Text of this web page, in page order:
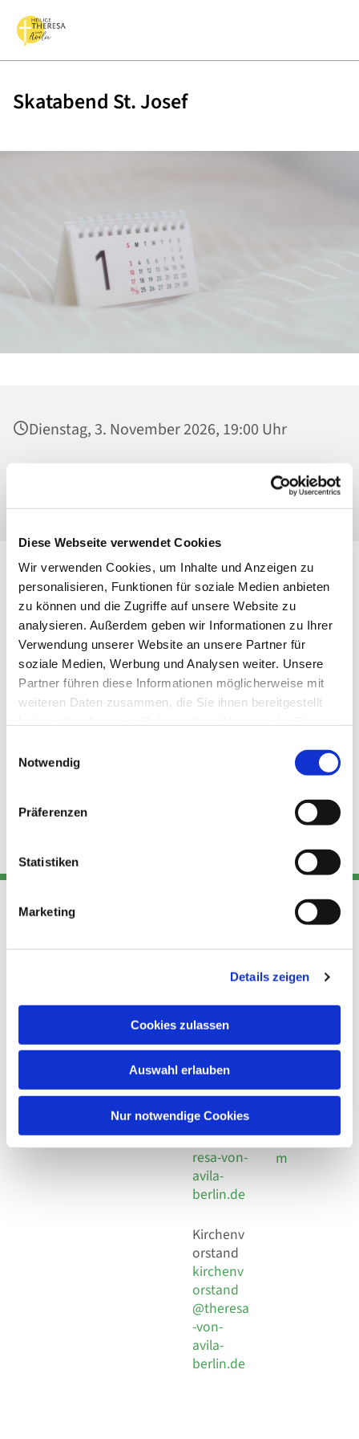
Diese Webseite verwendet Cookies
Wir verwenden Cookies, um Inhalte und Anzeigen zu
personalisieren, Funktionen für soziale Medien anbieten
zu können und die Zugriffe auf unsere Website zu
analysieren. Außerdem geben wir Informationen zu Ihrer
Verwendung unserer Website an unsere Partner für
soziale Medien, Werbung und Analysen weiter. Unsere
Partner führen diese Informationen möglicherweise mit
weiteren Daten zusammen, die Sie ihnen bereitgestellt
Notwendig
Präferenzen
Statistiken
Marketing
Details zeigen
Cookies zulassen
Auswahl erlauben
Nur notwendige Cookies
Skatabend St. Josef
Dienstag, 3. November 2026, 19:00 Uhr
Pfarrsaal, Behaimstraße 39, 13086 Berlin
Adresse
Kirchengemeinde Pfarrei
Hl. Theresa von Avila Berlin
Leitender Pfarrer - Norbert
Behaimstr. 39
Kont
Telefon
+49 30
924 64 28
Fax +49
30 924 54
18
E-Mail
info@the
resa-von-
avila-
berlin.de
Kirchenv
orstand
kirchenv
orstand
@theresa
-von-
avila-
berlin.de
Links
Datensch
utz
Social
Impressu
m